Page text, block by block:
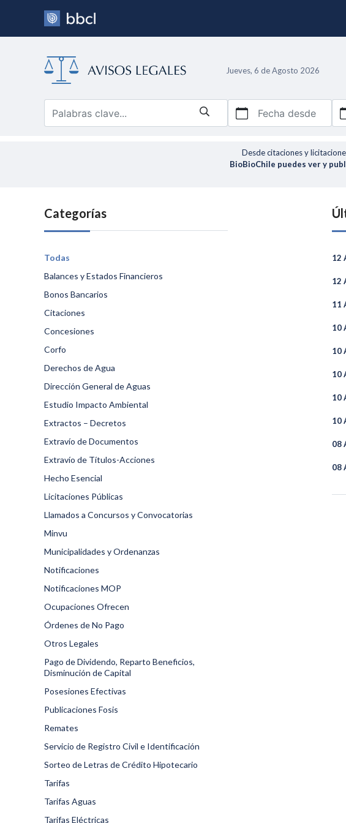
Jueves, 6 de Agosto 2026
Fecha desde
Desde citaciones y
BioBioChile puedes ver y
Categorías
Todas
Balances y Estados Financieros
Bonos Bancarios
Citaciones
Concesiones
Corfo
Derechos de Agua
Dirección General de Aguas
Estudio Impacto Ambiental
Extractos – Decretos
Extravío de Documentos
Extravío de Títulos-Acciones
Hecho Esencial
Licitaciones Públicas
Llamados a Concursos y Convocatorias
Minvu
Municipalidades y Ordenanzas
Notificaciones
Notificaciones MOP
Ocupaciones Ofrecen
Órdenes de No Pago
Otros Legales
Pago de Dividendo, Reparto Beneficios,
Disminución de Capital
Posesiones Efectivas
Publicaciones Fosis
Remates
Servicio de Registro Civil e Identificación
Sorteo de Letras de Crédito Hipotecario
Tarifas
Tarifas Aguas
Tarifas Eléctricas
12
12
11
10
10
10
10
10
08
08